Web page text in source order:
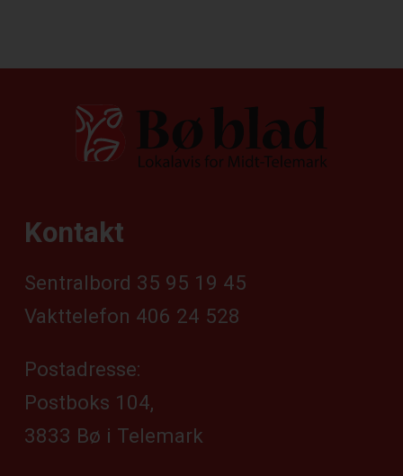
Kontakt
Sentralbord 35 95 19 45
Vakttelefon 406 24 528
Postadresse:
Postboks 104,
3833 Bø i Telemark